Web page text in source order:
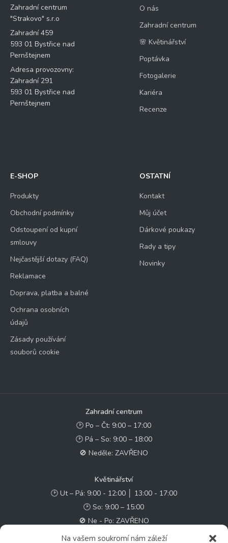
Na vašem soukromí nám záleží
Zahradní centrum
"Strakovo" s.r.o
Zahradní 459
593 01 Bystřice nad
Pernštejnem
Adresa provozovny:
Zahradní 291
593 01 Bystřice nad
Pernštejnem
O nás
Zahradní centrum
🌸 Květinářství
Poptávka
Fotogalerie
Kariéra
Recenze
E-SHOP
Produkty
Obchodní podmínky
Odstoupení od kupní
smlouvy
Nejčastější dotazy (FAQ)
Reklamace
Doprava, platba a balné
Ochrana osobních
údajů
Zásady používání
souborů cookie
OSTATNÍ
Kontakt
Můj účet
Dárkové poukazy
Rady a tipy
Novinky
Zahradní centrum
🕑 Po – Čt: 9:00 – 17:00
🕑 Pá – So: 9:00 – 18:00
🚫 Neděle: ZAVŘENO
Květinářství
🕑 Ut – Pá: 9:00 - 12:00 │ 13:00 - 17:00
🕑 So: 9:00 – 15:00
🚫 Ne - Po: ZAVŘENO